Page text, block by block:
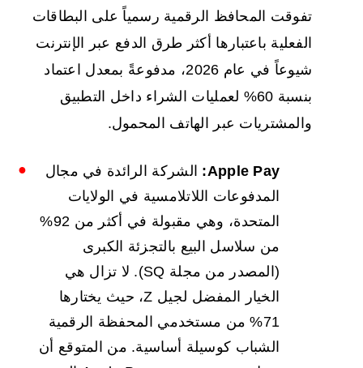
تفوقت المحافظ الرقمية رسمياً على البطاقات
الفعلية باعتبارها أكثر طرق الدفع عبر الإنترنت
شيوعاً في عام 2026، مدفوعةً بمعدل اعتماد
بنسبة 60% لعمليات الشراء داخل التطبيق
والمشتريات عبر الهاتف المحمول.
Apple Pay:
الشركة الرائدة في مجال
المدفوعات اللاتلامسية في الولايات
المتحدة، وهي مقبولة في أكثر من 92%
من سلاسل البيع بالتجزئة الكبرى
(المصدر من مجلة SQ). لا تزال هي
الخيار المفضل لجيل Z، حيث يختارها
71% من مستخدمي المحفظة الرقمية
الشباب كوسيلة أساسية. من المتوقع أن